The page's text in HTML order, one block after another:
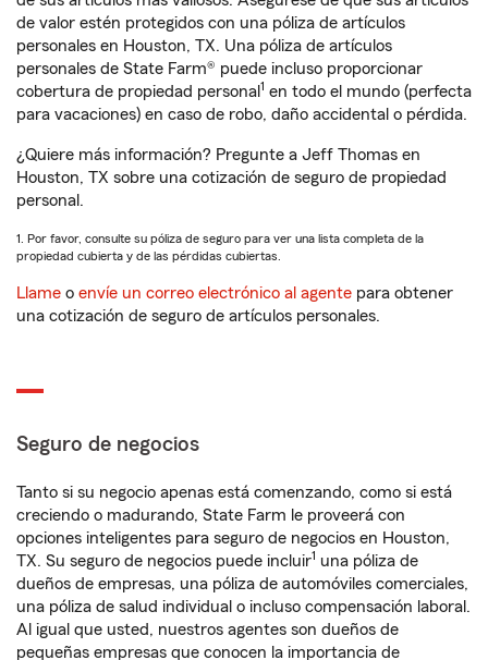
de valor estén protegidos con una póliza de artículos
personales en Houston, TX. Una póliza de artículos
personales de State Farm® puede incluso proporcionar
cobertura de propiedad personal 1 en todo el mundo (perfecta
para vacaciones) en caso de robo, daño accidental o pérdida.
¿Quiere más información? Pregunte a Jeff Thomas en
Houston, TX sobre una cotización de seguro de propiedad
personal.
1. Por favor, consulte su póliza de seguro para ver una lista completa de la
propiedad cubierta y de las pérdidas cubiertas.
Llame o envíe un correo electrónico al agente para obtener
una cotización de seguro de artículos personales.
Seguro de negocios
Tanto si su negocio apenas está comenzando, como si está
creciendo o madurando, State Farm le proveerá con
opciones inteligentes para seguro de negocios en Houston,
TX. Su seguro de negocios puede incluir1 una póliza de
dueños de empresas, una póliza de automóviles comerciales,
una póliza de salud individual o incluso compensación laboral.
Al igual que usted, nuestros agentes son dueños de
pequeñas empresas que conocen la importancia de